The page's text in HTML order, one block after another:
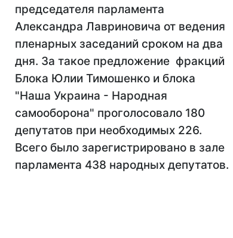
председателя парламента
Александра Лавриновича от ведения
пленарных заседаний сроком на два
дня. За такое предложение фракций
Блока Юлии Тимошенко и блока
"Наша Украина - Народная
самооборона" проголосовало 180
депутатов при необходимых 226.
Всего было зарегистрировано в зале
парламента 438 народных депутатов.